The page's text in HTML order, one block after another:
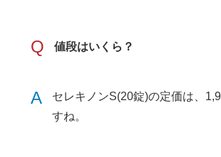
Q 値段はいくら？
A
セレキノンS(20錠)の定価は、
すね。